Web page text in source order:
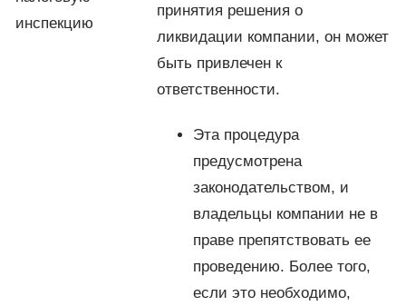
инспекцию
принятия решения о
ликвидации компании, он может
быть привлечен к
ответственности.
Эта процедура
предусмотрена
законодательством, и
владельцы компании не в
праве препятствовать ее
проведению. Более того,
если это необходимо,